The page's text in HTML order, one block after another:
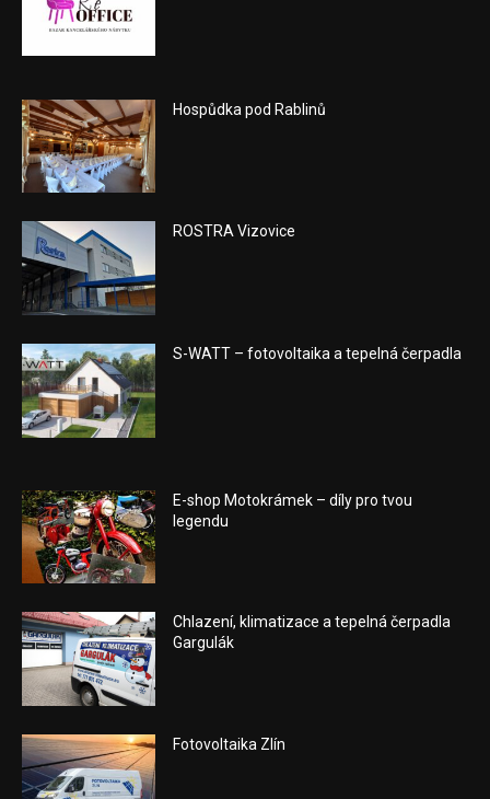
Hospůdka pod Rablinů
ROSTRA Vizovice
S-WATT – fotovoltaika a tepelná čerpadla
E-shop Motokrámek – díly pro tvou
legendu
Chlazení, klimatizace a tepelná čerpadla
Gargulák
Fotovoltaika Zlín